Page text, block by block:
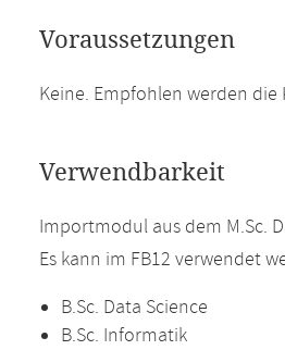
Voraussetzungen
Keine. Empfohlen werden
Verwendbarkeit
Importmodul aus dem M.Sc.
Es kann im FB12 verwendet
B.Sc. Data Science
B.Sc. Informatik